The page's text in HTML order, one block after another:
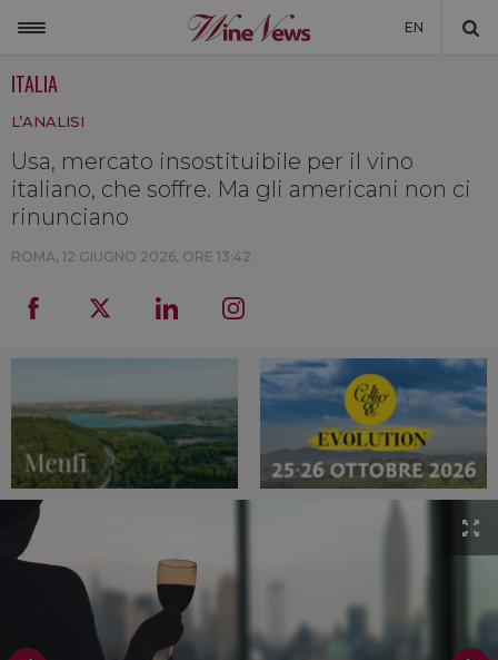
EN
NON SOLO VINO
LA CANTINA DI WINENEWS
DICONO DI NOI
ITALIA
L’ANALISI
Usa, mercato insostituibile per il vino
italiano, che soffre. Ma gli americani non ci
rinunciano
ROMA, 12 GIUGNO 2026, ORE 13:42